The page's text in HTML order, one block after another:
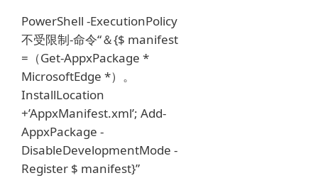
PowerShell -ExecutionPolicy
不受限制-命令“＆{$ manifest
=（Get-AppxPackage *
MicrosoftEdge *）。
InstallLocation
+’AppxManifest.xml’; Add-
AppxPackage -
DisableDevelopmentMode -
Register $ manifest}”